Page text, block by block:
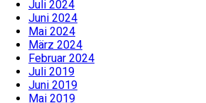
Juli 2024
Juni 2024
Mai 2024
März 2024
Februar 2024
Juli 2019
Juni 2019
Mai 2019